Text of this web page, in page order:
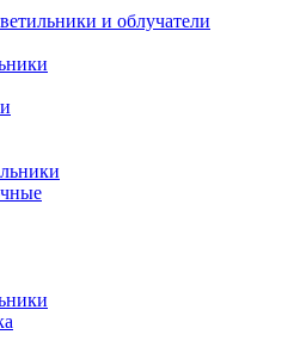
и облучатели